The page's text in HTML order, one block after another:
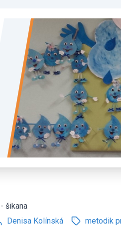
šikana
Denisa Kolínská metodik